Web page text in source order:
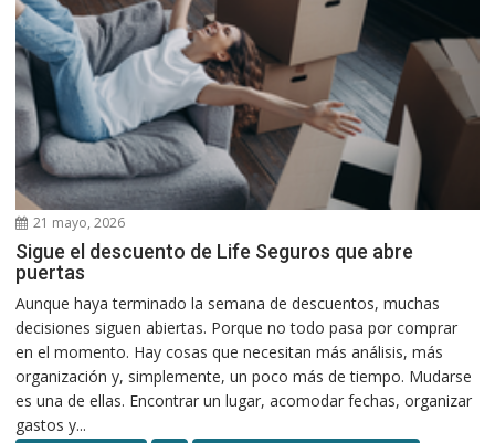
21 mayo, 2026
Sigue el descuento de Life Seguros que abre
puertas
Aunque haya terminado la semana de descuentos, muchas
decisiones siguen abiertas. Porque no todo pasa por comprar
en el momento. Hay cosas que necesitan más análisis, más
organización y, simplemente, un poco más de tiempo. Mudarse
es una de ellas. Encontrar un lugar, acomodar fechas, organizar
gastos y...